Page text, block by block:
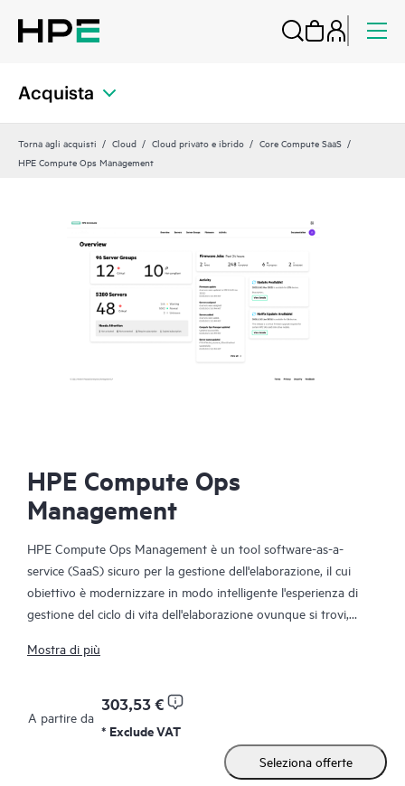
Acquista
Torna agli acquisti Cloud Cloud privato e ibrido
Core Compute SaaS
HPE Compute Ops Management
HPE Compute Ops
Management
HPE Compute Ops Management è un tool software-as-a-
service (SaaS) sicuro per la gestione dell'elaborazione, il cui
obiettivo è modernizzare in modo intelligente l'esperienza di
gestione del ciclo di vita dell'elaborazione ovunque si trovi,
e della compliance, fino all'unificazione del monitoraggio e della
Mostra di più
A partire da
303,53 €
* Exclude VAT
Seleziona offerte